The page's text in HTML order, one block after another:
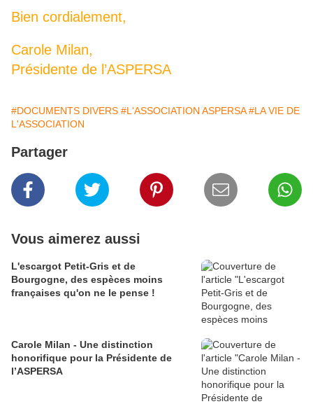
Bien cordialement,
Carole Milan,
Présidente de l’ASPERSA
#DOCUMENTS DIVERS #L'ASSOCIATION ASPERSA #LA VIE DE
L'ASSOCIATION
Partager
Vous aimerez aussi
L'escargot Petit-Gris et de
Bourgogne, des espèces moins
françaises qu'on ne le pense !
Carole Milan - Une distinction
honorifique pour la Présidente de
l’ASPERSA